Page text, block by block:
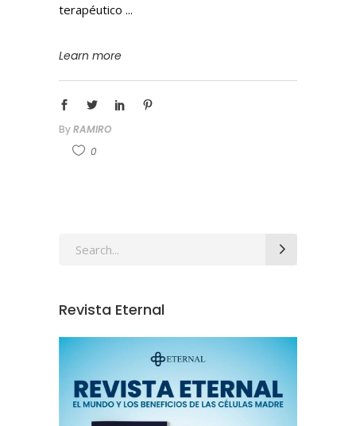
terapéutico
Learn more
ByRAMIRO
0
Revista Eternal